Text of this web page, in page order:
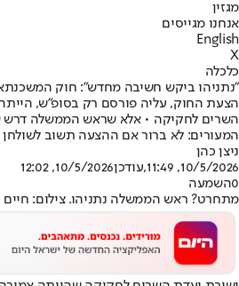
מגזין
אנחנו מגייסים
English
X
כלכלה
"נתניהו ביקש חשיבה מחדש": חוק
הצעת החוק, עליה פורסם רק בסופ"ש,
השרים לחקיקה • אלא שראש הממשלה דרש
המעורים: לא ברור אם ההצעה תשוב לשולחן
ניצן כהן
10/5/2026, 11:49
,עודכן10/5/2026, 12:02
0השמעה
מתחרט? ראש הממשלה נתניהו. צילום: